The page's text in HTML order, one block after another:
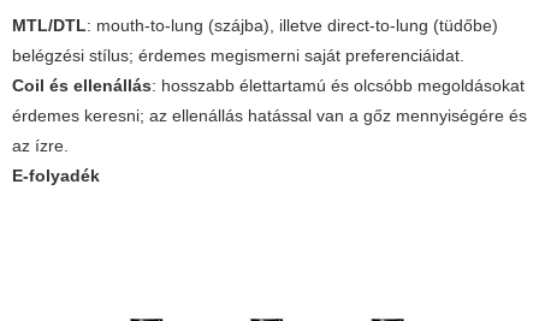
MTL/DTL: mouth-to-lung (szájba), illetve direct-to-lung (tüdőbe)
belégzési stílus; érdemes megismerni saját preferenciáidat.
Coil és ellenállás: hosszabb élettartamú és olcsóbb megoldásokat
érdemes keresni; az ellenállás hatással van a gőz mennyiségére és
az ízre.
E-folyadék